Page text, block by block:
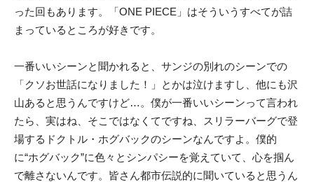
った回もあります。「ONE PIECE」はそういうすべてが詰
まっているところが好きです。
一番いいシーンと聞かれると、サンジの別れのシーンでの
「クソお世話になりました！」とかは泣けますし、他にも沢
山あると思うんですけど…。僕が一番いいシーンって言われ
たら、実はね、そこではなくてですね、スリラーバーグで登
場するドクトル・ホグバックのシーンなんですよ。僕的
に“ホグバック”に色々とシンパシーを覚えていて、心を掴ん
で離さないんです。皆さん都市伝説的に聞いていると思うん